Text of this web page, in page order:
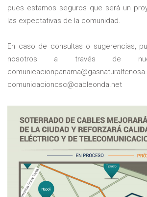
pues estamos seguros que será un
las expectativas de la comunidad.
En caso de consultas o sugerencias,
nosotros a través de
comunicacioncsc@cableonda.net